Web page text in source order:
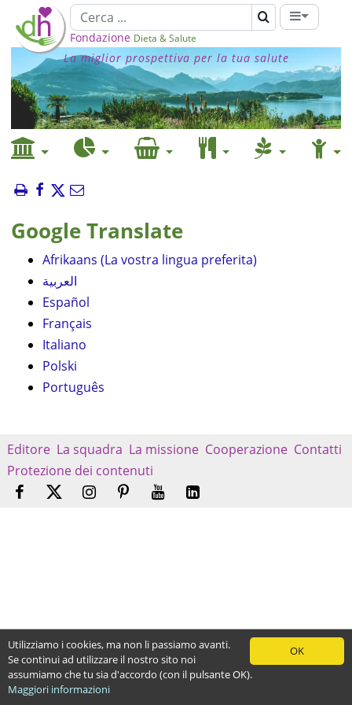
Fondazione Dieta & Salute
La miglior prospettiva per la tua salute
Google Translate
Afrikaans (La vostra lingua preferita)
العربية
Español
Français
Italiano
Polski
Português
Editore La squadra La missione Cooperazione Contatti
Protezione dei contenuti
OK
Utilizziamo i cookies, ma non li passiamo avanti.
Se continui ad utilizzare il nostro sito noi
assumiamo che tu sia d'accordo (con il pulsante OK).
Maggiori informazioni